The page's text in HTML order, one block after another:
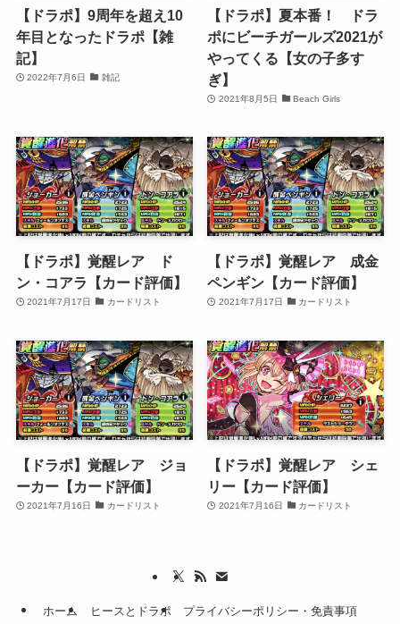
【ドラポ】9周年を超え10
年目となったドラポ【雑
記】
2022年7月6日 雑記
【ドラポ】夏本番！ ドラ
ポにビーチガールズ2021が
やってくる【女の子多す
ぎ】
2021年8月5日 Beach Girls
【ドラポ】覚醒レア ド
ン・コアラ【カード評価】
2021年7月17日 カードリスト
【ドラポ】覚醒レア 成金
ペンギン【カード評価】
2021年7月17日 カードリスト
【ドラポ】覚醒レア ジョ
ーカー【カード評価】
2021年7月16日 カードリスト
【ドラポ】覚醒レア シェ
リー【カード評価】
2021年7月16日 カードリスト
ホーム ヒースとドラポ プライバシーポリシー・免責事項